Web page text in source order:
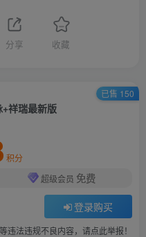
分享 收藏
祥瑞最新版
积分
超级会员 免费
登录购买
违法违规不良内容，请点此举报！
已售 150